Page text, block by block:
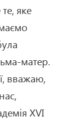
яке
матер.
вважаю,
XVI